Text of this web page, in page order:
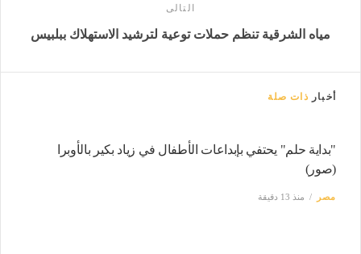
التالى
مياه الشرقية تنظم حملات توعية لترشيد الاستهلاك ببلبيس
أخبار ذات صلة
"بداية حلم" يحتفي بإبداعات الأطفال في زياد بكير بالأوبرا
(صور)
مصر منذ 13 دقيقة